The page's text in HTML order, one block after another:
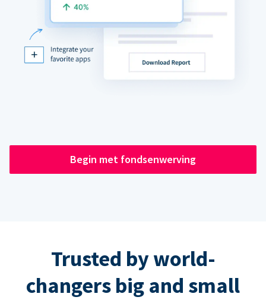
Begin met fondsenwerving
Trusted by world-
changers big and small